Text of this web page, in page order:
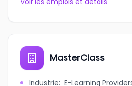
Voir les emplois et détails
MasterClass
Industrie: E-Learning